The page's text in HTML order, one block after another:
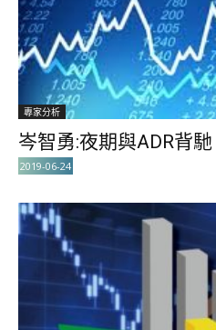
專家分析
岑智勇:夜期與ADR背
2019-06-24